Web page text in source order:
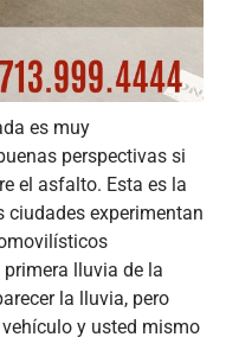
es muy
perspectivas si
el asfalto. Esta es la
ciudades experimentan
lluvia de la
la lluvia, pero
y usted mismo